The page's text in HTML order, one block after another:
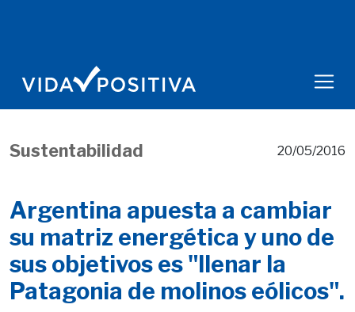
Sustentabilidad 20/05/2016
Argentina apuesta a cambiar
su matriz energética y uno de
sus objetivos es "llenar la
Patagonia de molinos eólicos".